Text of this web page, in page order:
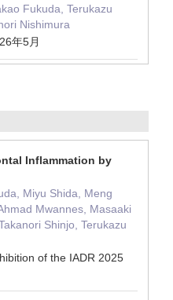
Fukuda, Terukazu
Nishimura
年5月
Inflammation by
Miyu Shida, Meng
Mwannes, Masaaki
Shinjo, Terukazu
of the IADR 2025